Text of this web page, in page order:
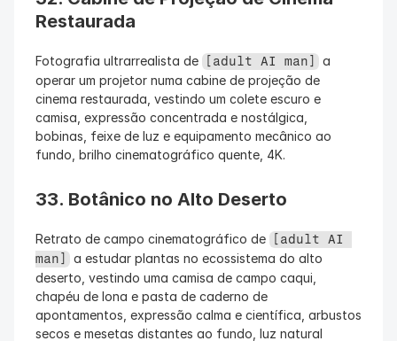
Restaurada
Fotografia ultrarrealista de [adult AI man] a
operar um projetor numa cabine de projeção de
cinema restaurada, vestindo um colete escuro e
camisa, expressão concentrada e nostálgica,
bobinas, feixe de luz e equipamento mecânico ao
fundo, brilho cinematográfico quente, 4K.
33. Botânico no Alto Deserto
Retrato de campo cinematográfico de
[adult AI
man] a estudar plantas no ecossistema do alto
deserto, vestindo uma camisa de campo caqui,
chapéu de lona e pasta de caderno de
apontamentos, expressão calma e científica, arbustos
secos e mesetas distantes ao fundo, luz natural